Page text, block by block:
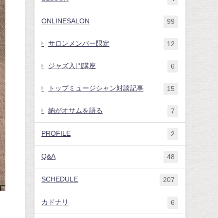
ONLINESALON 99
サロンメンバー限定 12
ジャズ入門講座 6
トップミュージシャン対談記事 15
納がオサムを語る 7
PROFILE 2
Q&A 48
SCHEDULE 207
カドナリ 6